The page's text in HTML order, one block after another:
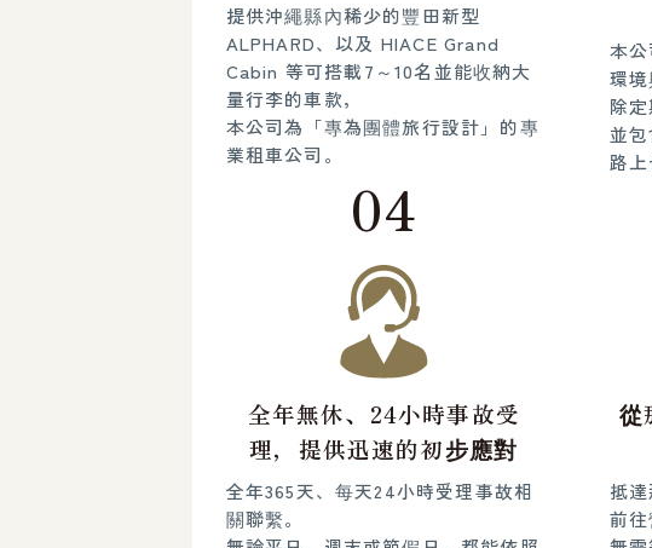
提供沖繩縣內稀少的豐田新型
ALPHARD、以及 HIACE Grand
Cabin 等可搭載7～10名並能收納大
量行李的車款，
本公司為「專為團體旅行設計」的專
業租車公司。
本
環境
除
並
路上
04
全年無休、24小時事故受
理，提供迅速的初步應對
全年365天、每天24小時受理事故相
關聯繫。
從
抵
前